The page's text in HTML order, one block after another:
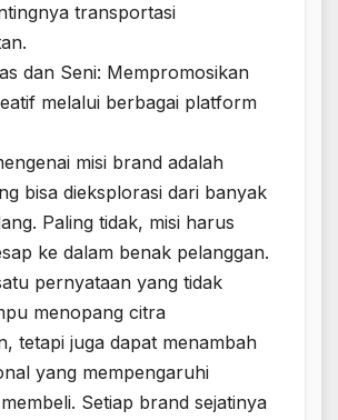
transportasi
dan Seni: Mempromosikan
melalui berbagai platform
misi brand adalah
bisa dieksplorasi dari banyak
Paling tidak, misi harus
ke dalam benak pelanggan.
pernyataan yang tidak
menopang citra
tetapi juga dapat menambah
yang mempengaruhi
Setiap brand sejatinya